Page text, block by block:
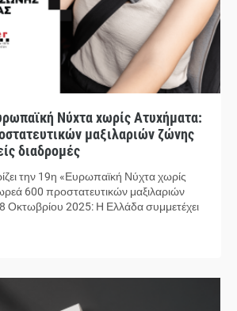
Νύχτα χωρίς Ατυχήματα:
μαξιλαριών ζώνης
διαδρομές
την 19η «Ευρωπαϊκή Νύχτα χωρίς
600 προστατευτικών μαξιλαριών
Οκτωβρίου 2025: Η Ελλάδα συμμετέχει